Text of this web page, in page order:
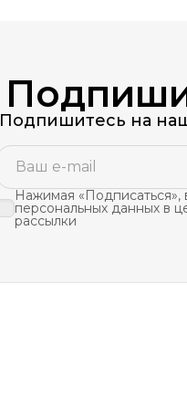
Подпишитесь на
Нажимая «Подписаться»,
персональных данных в
рассылки